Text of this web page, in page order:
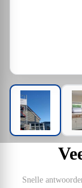
Snelle